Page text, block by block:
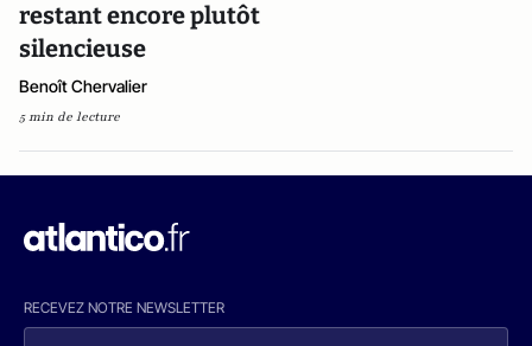
restant encore plutôt
silencieuse
Benoît Chervalier
5 min de lecture
RECEVEZ NOTRE NEWSLETTER